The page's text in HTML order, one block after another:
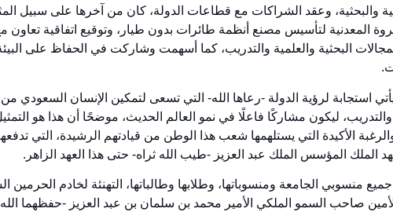
والبحثية، وعقد الشراكات مع قطاعات الدولة، كان من آخرها على سبيل
المعدنية لتأسيس مصنع أنظمة طائرات بدون طيار، وتوقيع اتفاقية تعاون
البحثية والعلمية والتدريب، كما أسهمت وشاركت في الحفاظ على
استجابة لرؤية الدولة -رعاها الله- التي تسعى لتمكين الإنسان السعودي
ليكون مشاركًا فاعلًا في نمو العالم الحديث، موضحًا أن هذا هو
والرغبة الأكيدة التي يستلهمها شعب هذا الوطن من قيادتهم الرشيدة، التي
الملك المؤسس الملك عبد العزيز -طيب الله ثراه- حتى هذا العهد الزاهر.
منسوبي الجامعة ومنسوباتها، وطلابها وطالباتها، التهنئة لخادم الحرمين
صاحب السمو الملكي الأمير محمد بن سلمان بن عبد العزيز -حفظهما